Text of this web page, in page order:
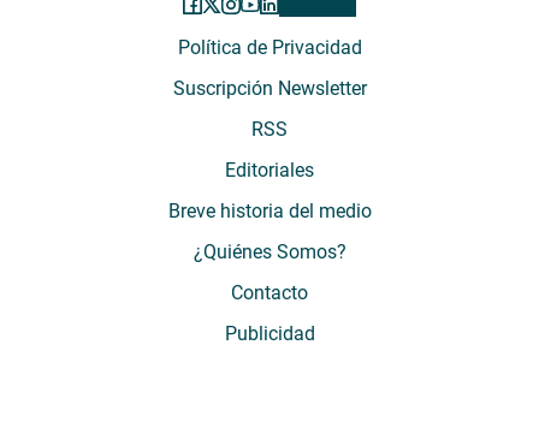
Política de Privacidad
Suscripción Newsletter
RSS
Editoriales
Breve historia del medio
¿Quiénes Somos?
Contacto
Publicidad